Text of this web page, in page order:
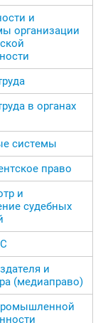
и
организации
в органах
системы
право
и
судебных
и
(медиаправо)